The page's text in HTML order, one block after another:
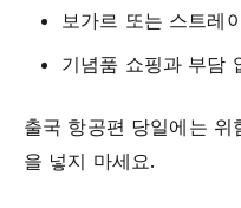
보가르 또는 스트레
기념품 쇼핑과 부담
출국 항공편 당일에는
을 넣지 마세요.